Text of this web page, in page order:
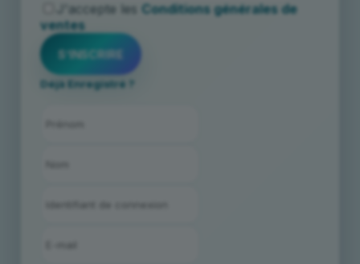
J'accepte les Conditions générales de
ventes
Déjà Enregistré ?